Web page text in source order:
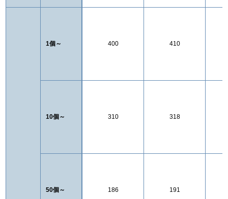
1個～
10個～
50個～
400 410
310 318
186 191